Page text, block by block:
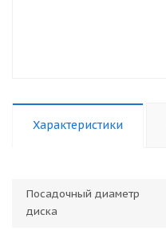
Характеристики
Посадочный диаметр
диска